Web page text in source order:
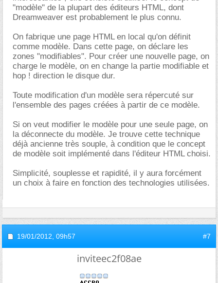
"modèle" de la plupart des éditeurs HTML, dont
Dreamweaver est probablement le plus connu.
On fabrique une page HTML en local qu'on définit
comme modèle. Dans cette page, on déclare les
zones "modifiables". Pour créer une nouvelle page, on
charge le modèle, on en change la partie modifiable et
hop ! direction le disque dur.
Toute modification d'un modèle sera répercuté sur
l'ensemble des pages créées à partir de ce modèle.
Si on veut modifier le modèle pour une seule page, on
la déconnecte du modèle. Je trouve cette technique
déjà ancienne très souple, à condition que le concept
de modèle soit implémenté dans l'éditeur HTML choisi.
Simplicité, souplesse et rapidité, il y aura forcément
un choix à faire en fonction des technologies utilisées.
19/01/2012, 09h57 #7
inviteec2f08ae